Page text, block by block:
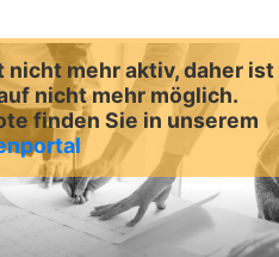
mehr aktiv, daher ist
nicht mehr möglich.
finden Sie in unserem